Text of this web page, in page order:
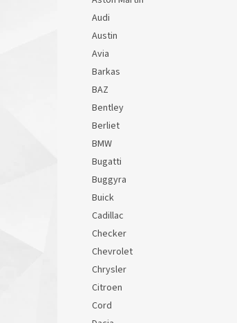
Audi
Austin
Avia
Barkas
BAZ
Bentley
Berliet
BMW
Bugatti
Buggyra
Buick
Cadillac
Checker
Chevrolet
Chrysler
Citroen
Cord